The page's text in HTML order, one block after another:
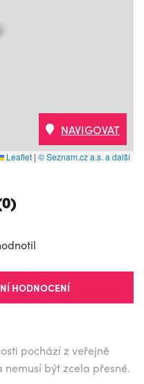
Leaflet | © Seznam.cz a.s. a další
NAVIGOVAT
HODNOCENÍ
pochází z veřejně
být zcela přesné.